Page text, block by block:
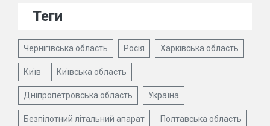
Теги
Чернігівська область Росія Харківська область
Київ Київська область
Дніпропетровська область Україна
Безпілотний літальний апарат Полтавська область